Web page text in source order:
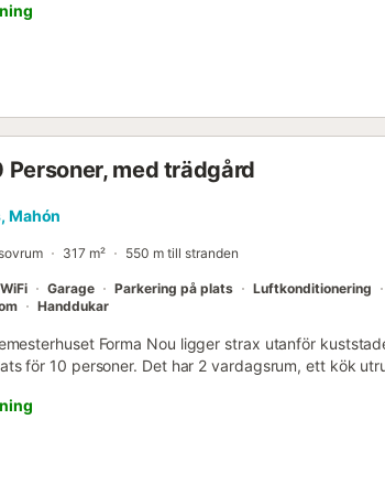
Personer, med trädgård
Mahón
317 m² 550 m till stranden
WiFi Garage Parkering på plats Luftkonditionering
Handdukar
Forma Nou ligger strax utanför
för 10 personer. Det har 2 vardagsrum, ett kök
rymliga semesterhuset inkluderar även Wi-Fi,
Fastigheten har ett hydromassagebadkar och en